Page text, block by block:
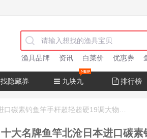
渔具品牌 资讯 白菜价 优惠券
找隐藏券 九块九 排行榜
十大名牌鱼竿北沧日本进口碳